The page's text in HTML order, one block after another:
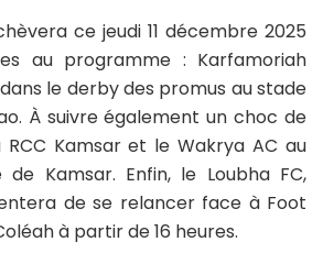
ce jeudi 11 décembre 2025
au programme : Karfamoriah
dans le derby des promus au stade
À suivre également un choc de
Kamsar et le Wakrya AC au
de Kamsar. Enfin, le Loubha FC,
de se relancer face à Foot
à partir de 16 heures.